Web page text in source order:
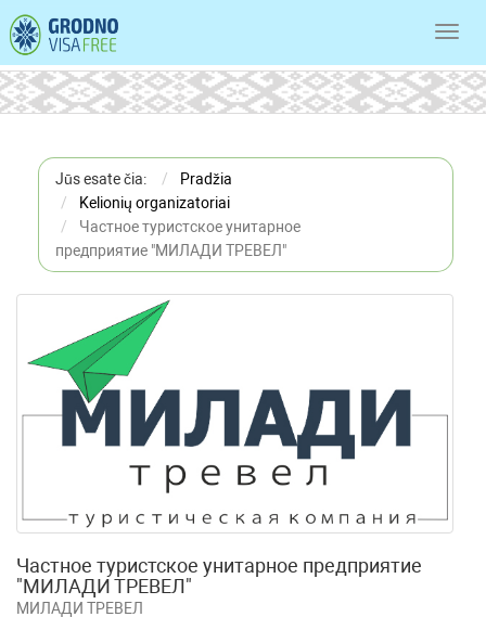
Jūs esate čia:
Pradžia
Kelionių organizatoriai
Частное туристское унитарное
предприятие "МИЛАДИ ТРЕВЕЛ"
Частное туристское унитарное предприятие
"МИЛАДИ ТРЕВЕЛ"
МИЛАДИ ТРЕВЕЛ